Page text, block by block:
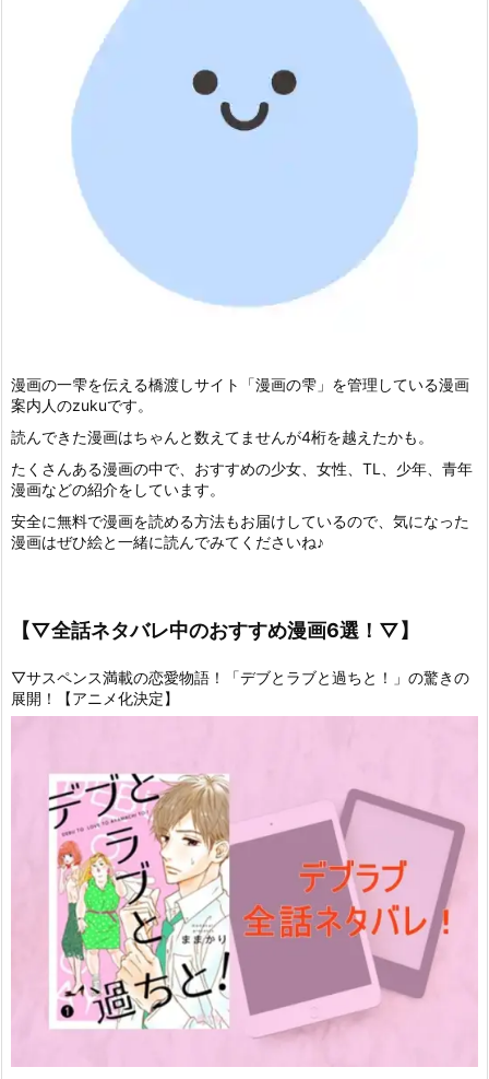
漫画の一雫を伝える橋渡しサイト「漫画の雫」を管理している漫画
案内人のzukuです。
読んできた漫画はちゃんと数えてませんが4桁を越えたかも。
たくさんある漫画の中で、おすすめの少女、女性、TL、少年、青年
漫画などの紹介をしています。
安全に無料で漫画を読める方法もお届けしているので、気になった
漫画はぜひ絵と一緒に読んでみてくださいね♪
【▽全話ネタバレ中のおすすめ漫画6選！▽】
▽サスペンス満載の恋愛物語！「デブとラブと過ちと！」の驚きの
展開！【アニメ化決定】